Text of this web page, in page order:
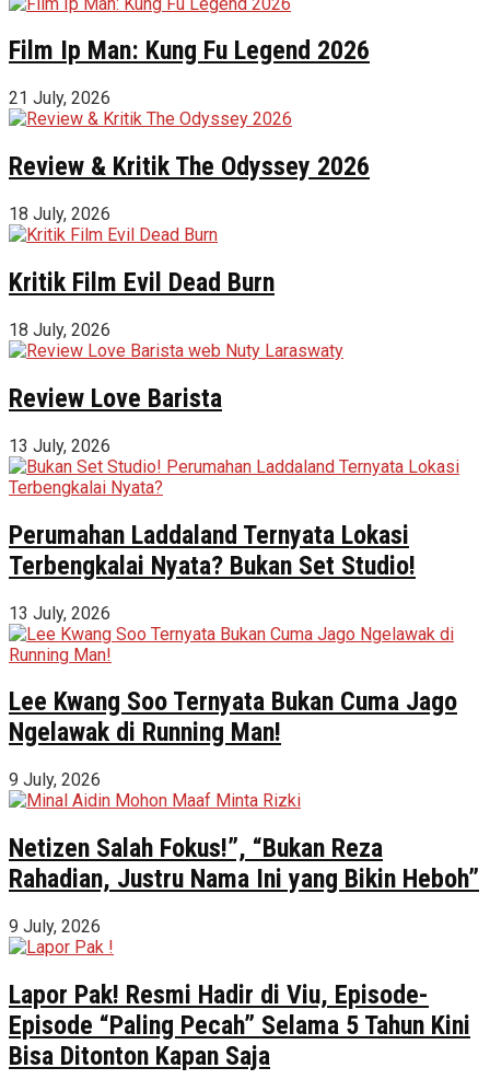
Film Ip Man: Kung Fu Legend 2026
21 July, 2026
Review & Kritik The Odyssey 2026
18 July, 2026
Kritik Film Evil Dead Burn
18 July, 2026
Review Love Barista
13 July, 2026
Perumahan Laddaland Ternyata Lokasi
Terbengkalai Nyata? Bukan Set Studio!
13 July, 2026
Lee Kwang Soo Ternyata Bukan Cuma Jago
Ngelawak di Running Man!
9 July, 2026
Netizen Salah Fokus!”, “Bukan Reza
Rahadian, Justru Nama Ini yang Bikin Heboh”
9 July, 2026
Lapor Pak! Resmi Hadir di Viu, Episode-
Episode “Paling Pecah” Selama 5 Tahun Kini
Bisa Ditonton Kapan Saja